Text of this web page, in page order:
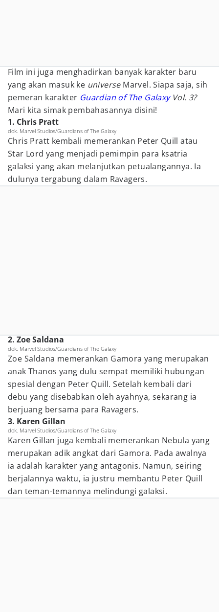
Film ini juga menghadirkan banyak karakter baru
yang akan masuk ke universeMarvel. Siapa saja, sih
pemeran karakter Guardian of The GalaxyVol. 3?
Mari kita simak pembahasannya disini!
1. Chris Pratt
dok. Marvel Studios/Guardians of The Galaxy
Chris Pratt kembali memerankan Peter Quill atau
Star Lord yang menjadi pemimpin para ksatria
galaksi yang akan melanjutkan petualangannya. Ia
dulunya tergabung dalam Ravagers.
2. Zoe Saldana
dok. Marvel Studios/Guardians of The Galaxy
Zoe Saldana memerankan Gamora yang merupakan
anak Thanos yang dulu sempat memiliki hubungan
spesial dengan Peter Quill. Setelah kembali dari
debu yang disebabkan oleh ayahnya, sekarang ia
berjuang bersama para Ravagers.
3. Karen Gillan
dok. Marvel Studios/Guardians of The Galaxy
Karen Gillan juga kembali memerankan Nebula yang
merupakan adik angkat dari Gamora. Pada awalnya
ia adalah karakter yang antagonis. Namun, seiring
berjalannya waktu, ia justru membantu Peter Quill
dan teman-temannya melindungi galaksi.